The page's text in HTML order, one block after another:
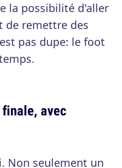
la possibilité d'aller
de remettre des
pas dupe: le foot
avec
Non seulement un